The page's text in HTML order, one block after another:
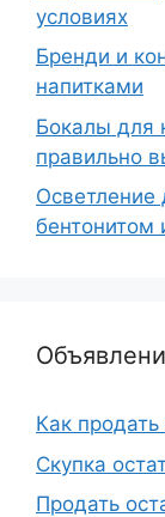
условиях
Бренди и
напитками
Бокалы для
правильно
бентонитом
Как продать
Скупка
Продать